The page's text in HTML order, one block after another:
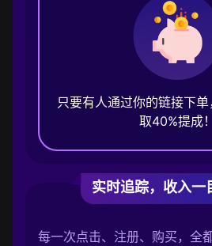
只要有人通过你的链接下
取40%提成！
实时追踪，收入一
每一次点击、注册、购买，全